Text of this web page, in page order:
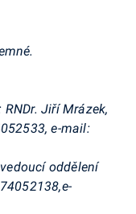
RNDr. Jiří Mrázek,
e-mail:
oddělení
e-